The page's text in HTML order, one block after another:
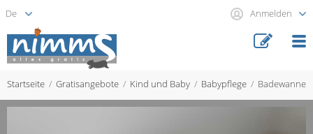
Anmelden
Startseite Gratisangebote Kind und Baby Babypflege Badewanne